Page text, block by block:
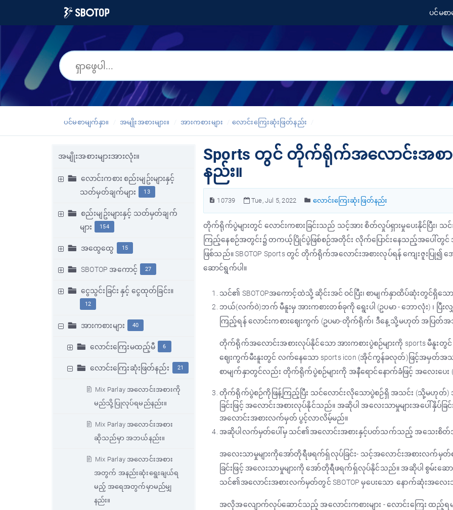
ပင်မစာ
ပင်မစာမျက်နှာ။ အမျိုးအစားများ။ အားကစားများ လောင်းကြေးဆုံးဖြတ်နည်း
အမျိုးအစားများအားလုံး။
လောင်းကစား စည်းမျဥ်းများနှင့်
သတ်မှတ်ချက်များ
13
စည်းမျဥ်းများနှင့် သတ်မှတ်ချက်
များ
154
အထွေထွေ 15
SBOTOP အကောင့် 27
ငွေသွင်းခြင်း နှင့် ငွေထုတ်ခြင်း။
12
အားကစားများ 40
လောင်းကြေးမထည့်မီ 6
လောင်းကြေးဆုံးဖြတ်နည်း 21
Mix Parlay အလောင်းအစားကို
မည်သို့ပြုလုပ်ရမည်နည်း။
Mix Parlay အလောင်းအစား
ဆိုသည်မှာ အဘယ်နည်း။
Mix Parlay အလောင်းအစား
အတွက် အနည်းဆုံးရွေးချယ်ရ
မည့် အရေအတွက်မှာမည်မျှ
နည်း။
Sports တွင် တိုက်ရိုက်အလောင်းအ
နည်း။
10739 Tue, Jul 5, 2022 လောင်းကြေးဆုံးဖြတ်နည်း
တိုက်ရိုက်ပွဲများတွင် လောင်းကစားခြင်းသည် သင့်အား စိတ်လှုပ်ရှားမှုပေးနိုင်ပြီး၊
ကြည့်နေစဉ်အတွင်း၌ တကယ့်ပြိုင်ပွဲဖြစ်စဉ်အတိုင်း လိုက်ပြောင်းနေသည့်အပေါ်တွင်
ဖြစ်သည်။ SBOTOP Sports တွင် တိုက်ရိုက်အလောင်းအစားလုပ်ရန် ကျေးဇူးပ
ဆောင်ရွက်ပါ။
သင်၏ SBOTOPအကောင့်ထဲသို့ ဆိုင်းအင် ဝင်ပြီး၊ စာမျက်နှာထိပ်ဆုံးတွင်ရှိသော
ဘယ်(လက်ဝဲ)ဘက် မီနူးမှ အားကစားတစ်ခုကို ရွေးပါ (ဥပမာ - ဘောလုံး) ၊ ပ
ကြည့်ရန် လောင်းကစားဈေးကွက် (ဥပမာ-တိုက်ရိုက်၊ ဒီနေ့ သို့မဟုတ် အပြတ်အ
တိုက်ရိုက်အလောင်းအစားလုပ်နိုင်သော အားကစားပွဲစဉ်များကို sports မီနူးတွင်
ဈေးကွက်မီးနူးတွင် လက်နေသော sports icon (အိုင်ကွန်ခလုတ်)ဖြင့်အမှတ်အသ
စာမျက်နှာတွင်လည်း တိုက်ရိုက်ပွဲစဉ်များကို အနီရောင်နောက်ခံဖြင့် အလေးပေး
တိုက်ရိုက်ပွဲစဉ်ကိုဖြန့်ကြည့်ပြီး သင်လောင်းလိုသောပွဲစဉ်ရှိ အသင်း (သို့မဟုတ်) အာ
ခြင်းဖြင့် အလောင်းအစားလုပ်နိုင်သည်။ အဆိုပါ အလေးသာမှုများအပေါ်
အလောင်းအစားလက်မှတ် ပွင့်လာလိမ့်မည်။
အဆိုပါလက်မှတ်ပေါ်မှ သင်၏အလောင်းအစားနှင့်ပတ်သက်သည့် အသေးစိတ်အခ
အလေးသာမှုများကိုအော်တိုရီဖရက်ရှ်လုပ်ခြင်း- သင့်အလောင်းအစားလက်မှ
ခြင်းဖြင့် အလေးသာမှုများကို အော်တိုရီဖရက်ရှ်လုပ်နိုင်သည်။ အဆိုပါ စွမ်းဆ
သင်၏အလောင်းအစားလက်မှတ်တွင် SBOTOP မှပေးသော နောက်ဆုံးအလေ
အလိုအလျောက်လုပ်ဆောင်သည့် အလောင်းကစားများ - လောင်းကြေး ထည့်ရမည့်